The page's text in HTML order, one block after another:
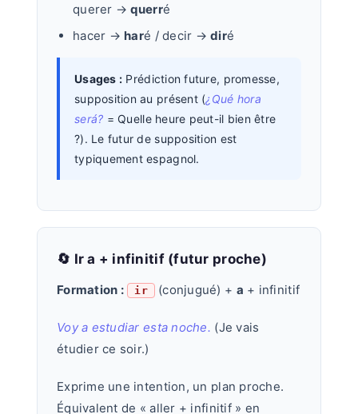
querer →querré
hacer → haré / decir →diré
Usages : Prédiction future, promesse,
supposition au présent (¿Qué hora
será? = Quelle heure peut-il bien être
?). Le futur de supposition est
typiquement espagnol.
🔄 Ir a + infinitif (futur proche)
Formation : ir (conjugué) + a + infinitif
Voy a estudiar esta noche. (Je vais
étudier ce soir.)
Exprime une intention, un plan proche.
Équivalent de « aller + infinitif » en